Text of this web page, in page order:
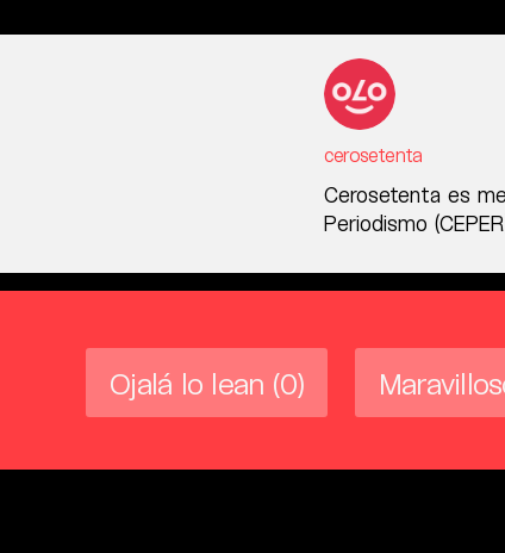
cerosetenta
Cerosetenta es
Periodismo
Ojalá lo lean (0)